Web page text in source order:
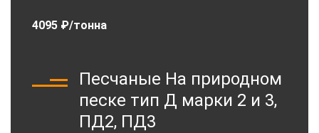
4095 ₽/тонна
Песчаные На природном
песке тип Д марки 2 и 3,
ПД2, ПД3